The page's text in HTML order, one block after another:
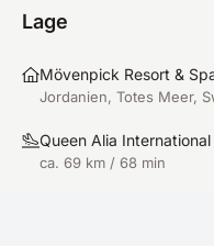
Lage
Mövenpick Resort &
Jordanien, Totes Meer,
Queen Alia
ca. 69 km / 68 min